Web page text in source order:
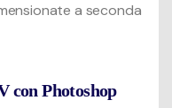
a seconda
con Photoshop